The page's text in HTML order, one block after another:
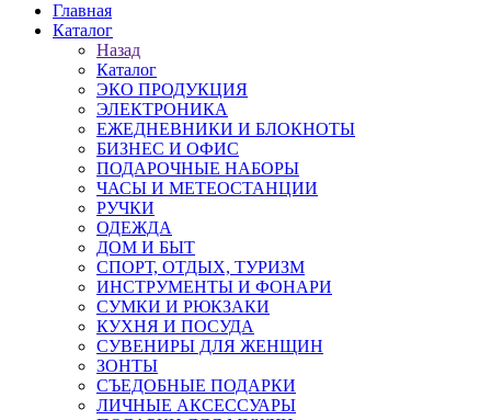
Главная
Каталог
Назад
Каталог
ЭКО ПРОДУКЦИЯ
ЭЛЕКТРОНИКА
ЕЖЕДНЕВНИКИ И БЛОКНОТЫ
БИЗНЕС И ОФИС
ПОДАРОЧНЫЕ НАБОРЫ
ЧАСЫ И МЕТЕОСТАНЦИИ
РУЧКИ
ОДЕЖДА
ДОМ И БЫТ
СПОРТ, ОТДЫХ, ТУРИЗМ
ИНСТРУМЕНТЫ И ФОНАРИ
СУМКИ И РЮКЗАКИ
КУХНЯ И ПОСУДА
СУВЕНИРЫ ДЛЯ ЖЕНЩИН
ЗОНТЫ
СЪЕДОБНЫЕ ПОДАРКИ
ЛИЧНЫЕ АКСЕССУАРЫ